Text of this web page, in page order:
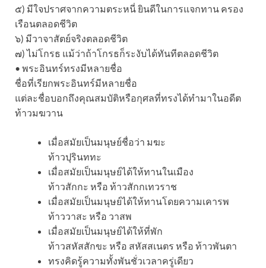
๕) มีใจปราศจากความตระหนี่ ยินดีในการแจกทาน ครอง
เรือนตลอดชีวิต
๖) มีวาจาสัตย์จริงตลอดชีวิต
๗) ไม่โกรธ แม้ว่าถ้าโกรธก็ระงับได้ทันทีตลอดชีวิต
• พระอินทร์ทรงมีหลายชื่อ
ชื่อที่เรียกพระอินทร์มีหลายชื่อ
แต่ละชื่อบอกถึงคุณสมบัติหรือกุศลที่ทรงได้ทำมาในอดีต
ท้าวมฆวาน
เมื่อสมัยเป็นมนุษย์ชื่อว่า มฆะ
ท้าวปุรินททะ
เมื่อสมัยเป็นมนุษย์ได้ให้ทานในเมือง
ท้าวสักกะ หรือ ท้าวสักกเทวราช
เมื่อสมัยเป็นมนุษย์ได้ให้ทานโดยความเคารพ
ท้าววาสะ หรือ วาสพ
เมื่อสมัยเป็นมนุษย์ได้ให้ที่พัก
ท้าวสหัสสักขะ หรือ สหัสสเนตร หรือ ท้าวพันตา
ทรงคิดรู้ความทั้งพันชั่วเวลาครู่เดียว